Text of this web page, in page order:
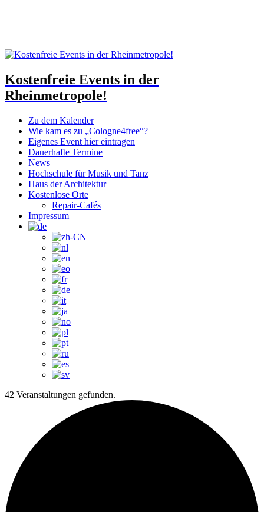
Kostenfreie Events in der
Rheinmetropole!
Zu dem Kalender
Wie kam es zu „Cologne4free“?
Eigenes Event hier eintragen
Dauerhafte Termine
News
Hochschule für Musik und Tanz
Haus der Architektur
Kostenlose Orte
Repair-Cafés
Impressum
42 Veranstaltungen gefunden.